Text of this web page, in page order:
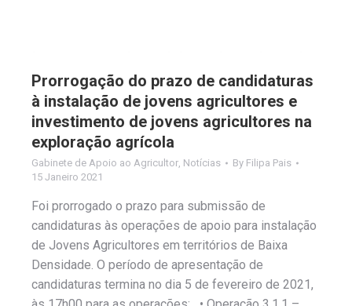
Prorrogação do prazo de candidaturas
à instalação de jovens agricultores e
investimento de jovens agricultores na
exploração agrícola
Gabinete de Apoio ao Agricultor Notícias By Filipa Pais
15 Janeiro 2021
Foi prorrogado o prazo para submissão de
candidaturas às operações de apoio para instalação
de Jovens Agricultores em territórios de Baixa
Densidade. O período de apresentação de
candidaturas termina no dia 5 de fevereiro de 2021,